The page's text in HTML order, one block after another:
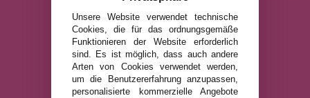
info@puzzleladen.de
RECHTLICHE HINWEISE
Unsere Website verwendet technische
Cookies, die für das ordnungsgemäße
Funktionieren der Website erforderlich
sind. Es ist möglich, dass auch andere
Arten von Cookies verwendet werden,
um die Benutzererfahrung anzupassen,
personalisierte kommerzielle Angebote